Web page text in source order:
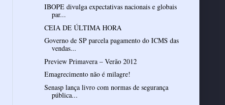
IBOPE divulga expectativas nacionais e globais
par...
CEIA DE ÚLTIMA HORA
Governo de SP parcela pagamento do ICMS das
vendas...
Preview Primavera – Verão 2012
Emagrecimento não é milagre!
Senasp lança livro com normas de segurança
pública...